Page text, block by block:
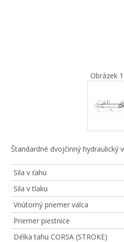
Obrázek
Štandardné dvojčinný hydraulický
Sila v ťahu
Sila v tlaku
Vnútorný priemer valca
Priemer piestnice
Délka tahu CORSA (STROKE)